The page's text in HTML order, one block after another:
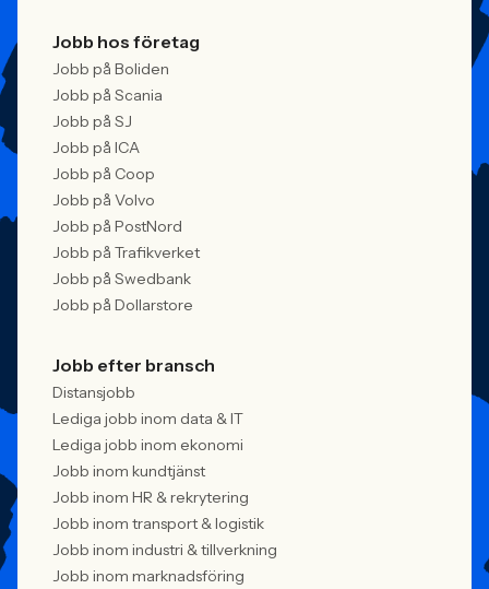
Jobb hos företag
Jobb på Boliden
Jobb på Scania
Jobb på SJ
Jobb på ICA
Jobb på Coop
Jobb på Volvo
Jobb på PostNord
Jobb på Trafikverket
Jobb på Swedbank
Jobb på Dollarstore
Jobb efter bransch
Distansjobb
Lediga jobb inom data & IT
Lediga jobb inom ekonomi
Jobb inom kundtjänst
Jobb inom HR & rekrytering
Jobb inom transport & logistik
Jobb inom industri & tillverkning
Jobb inom marknadsföring